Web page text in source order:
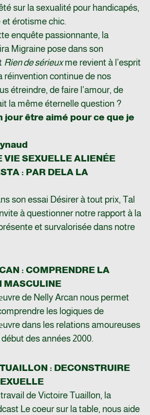
sur la sexualité pour handicapés,
érotisme chic.
enquête passionnante, la
Migraine pose dans son
Rien de sérieuxme revient à l’esprit
réinvention continue de nos
étreindre, de faire l’amour, de
la même éternelle question ?
jour être aimé pour ce que je
VIE SEXUELLE ALIENÉE
: PAR DELA LA
son essai Désirer à tout prix, Tal
à questionner notre rapport à la
et survalorisée dans notre
: COMPRENDRE LA
MASCULINE
de Nelly Arcan nous permet
les logiques de
dans les relations amoureuses
des années 2000.
: DECONSTRUIRE
travail de Victoire Tuaillon, la
Le coeur sur la table, nous aide